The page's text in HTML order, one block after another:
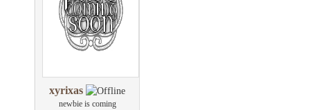
xyrixas
newbie is coming